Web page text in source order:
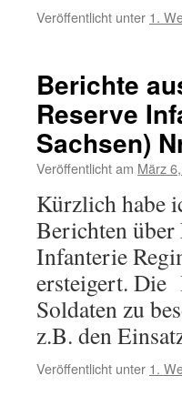
Veröffentlicht unter 1.
Berichte
Reserve
Sachsen)
Veröffentlicht am März
Kürzlich habe
Berichten über
Infanterie
ersteigert. Die
Soldaten zu
z.B. den
Veröffentlicht unter 1.